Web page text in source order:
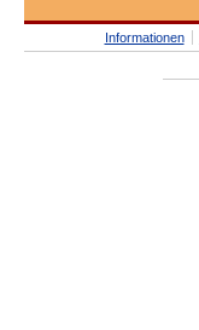
Informationen